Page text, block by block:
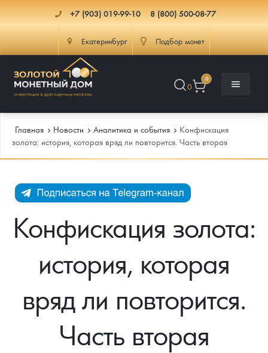
+7 (903) 019-99-10 8 (800) 500-08-77
Екатеринбург Подбор монет
0
0
Каталог Монет
Инвестиционные монеты
Иностранные
Памятные монеты России и СССР
Монеты Царской России
Монеты стран мира после 1950г
Монеты и жетоны ЗМД
Георгий Победоносец
Инфо
Как сделать заказ
Клуб ЗМД
Гарантии
Доставка
Подбор монет
Информация
Аналитика и события
Котировки
Главная Новости Аналитика и события
Конфискация
золота: история, которая вряд ли повторится. Часть вторая
Конфискация золота:
история, которая
вряд ли повторится.
Часть вторая